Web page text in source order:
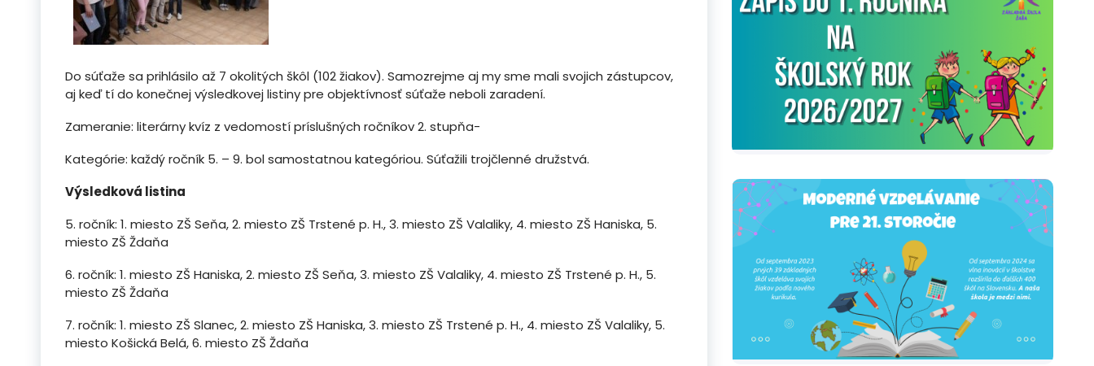
Do súťaže sa prihlásilo až 7 okolitých škôl (102 žiakov). Samozrejme aj my sme mali svojich zástupcov,
aj keď tí do konečnej výsledkovej listiny pre objektívnosť súťaže neboli zaradení.
Zameranie: literárny kvíz z vedomostí príslušných ročníkov 2. stupňa-
Kategórie: každý ročník 5. – 9. bol samostatnou kategóriou. Súťažili trojčlenné družstvá.
Výsledková listina
5. ročník: 1. miesto ZŠ Seňa, 2. miesto ZŠ Trstené p. H., 3. miesto ZŠ Valaliky, 4. miesto ZŠ Haniska, 5.
miesto ZŠ Ždaňa
6. ročník: 1. miesto ZŠ Haniska, 2. miesto ZŠ Seňa, 3. miesto ZŠ Valaliky, 4. miesto ZŠ Trstené p. H., 5.
miesto ZŠ Ždaňa
7. ročník: 1. miesto ZŠ Slanec, 2. miesto ZŠ Haniska, 3. miesto ZŠ Trstené p. H., 4. miesto ZŠ Valaliky, 5.
miesto Košická Belá, 6. miesto ZŠ Ždaňa